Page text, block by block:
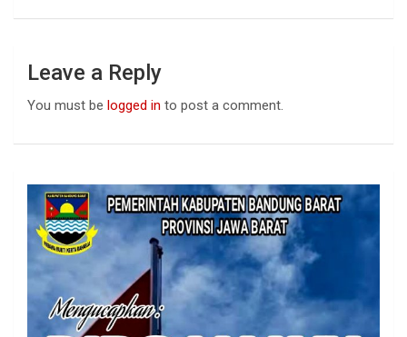
Leave a Reply
You must be logged in to post a comment.